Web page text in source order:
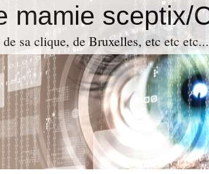
mamie sceptix/
sa clique, de Bruxelles, etc etc